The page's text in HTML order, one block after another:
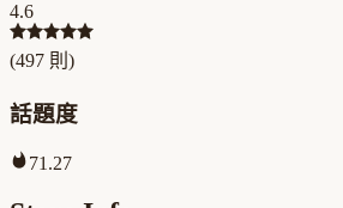
4.6
(497 則)
話題度
71.27